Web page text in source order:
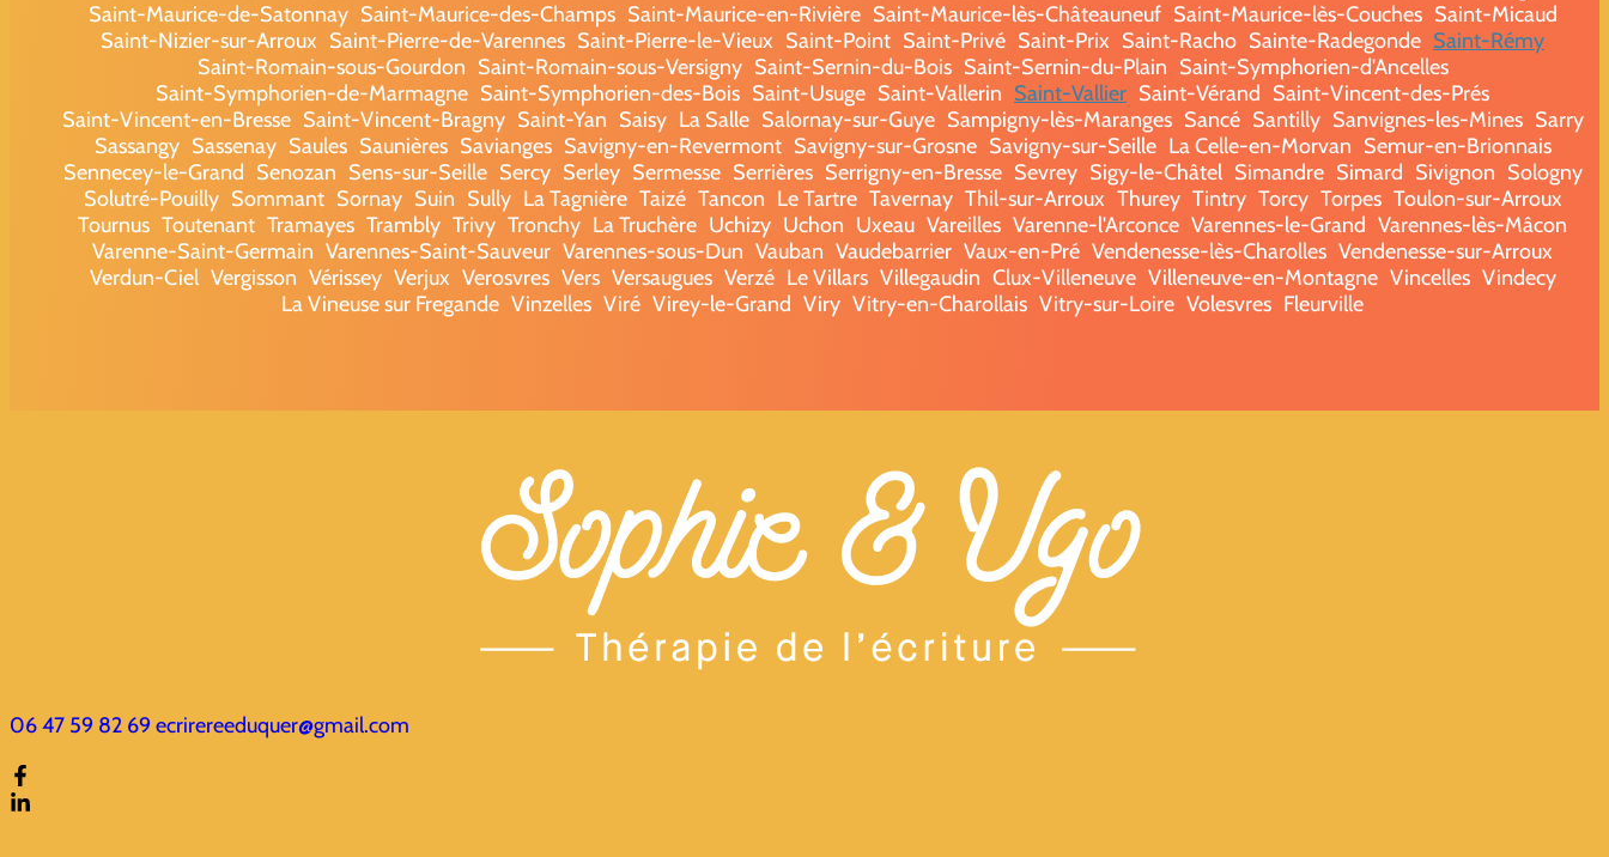
Saint-Maurice-de-Satonnay Saint-Maurice-des-Champs Saint-Maurice-en-Rivière Saint-Maurice-lès-Châteauneuf Saint-Maurice-lès-Couches Saint-Micaud
Saint-Nizier-sur-Arroux Saint-Pierre-de-Varennes Saint-Pierre-le-Vieux Saint-Point Saint-Privé Saint-Prix Saint-Racho Sainte-Radegonde Saint-Rémy
Saint-Romain-sous-Gourdon Saint-Romain-sous-Versigny Saint-Sernin-du-Bois Saint-Sernin-du-Plain Saint-Symphorien-d'Ancelles
Saint-Symphorien-de-Marmagne Saint-Symphorien-des-Bois Saint-Usuge Saint-Vallerin Saint-Vallier Saint-Vérand Saint-Vincent-des-Prés
Saint-Vincent-en-Bresse Saint-Vincent-Bragny Saint-Yan Saisy La Salle Salornay-sur-Guye Sampigny-lès-Maranges Sancé Santilly Sanvignes-les-Mines Sarry
Sassangy Sassenay Saules Saunières Savianges Savigny-en-Revermont Savigny-sur-Grosne Savigny-sur-Seille La Celle-en-Morvan Semur-en-Brionnais
Sennecey-le-Grand Senozan Sens-sur-Seille Sercy Serley Sermesse Serrières Serrigny-en-Bresse Sevrey Sigy-le-Châtel Simandre Simard Sivignon Sologny
Solutré-Pouilly Sommant Sornay Suin Sully La Tagnière Taizé Tancon Le Tartre Tavernay Thil-sur-Arroux Thurey Tintry Torcy Torpes Toulon-sur-Arroux
Tournus Toutenant Tramayes Trambly Trivy Tronchy La Truchère Uchizy Uchon Uxeau Vareilles Varenne-l'Arconce Varennes-le-Grand Varennes-lès-Mâcon
Varenne-Saint-Germain Varennes-Saint-Sauveur Varennes-sous-Dun Vauban Vaudebarrier Vaux-en-Pré Vendenesse-lès-Charolles Vendenesse-sur-Arroux
Verdun-Ciel Vergisson Vérissey Verjux Verosvres Vers Versaugues Verzé Le Villars Villegaudin Clux-Villeneuve Villeneuve-en-Montagne Vincelles Vindecy
La Vineuse sur Fregande Vinzelles Viré Virey-le-Grand Viry Vitry-en-Charollais Vitry-sur-Loire Volesvres Fleurville
06 47 59 82 69 ecrirereeduquer@gmail.com